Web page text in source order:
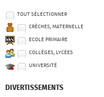
TOUT SÉLECTIONNER
CRÈCHES, MATERNELLE
ECOLE PRIMAIRE
COLLÈGES, LYCÉES
UNIVERSITÉ
DIVERTISSEMENTS